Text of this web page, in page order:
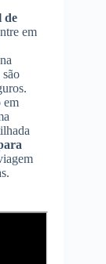
de
em
na
em